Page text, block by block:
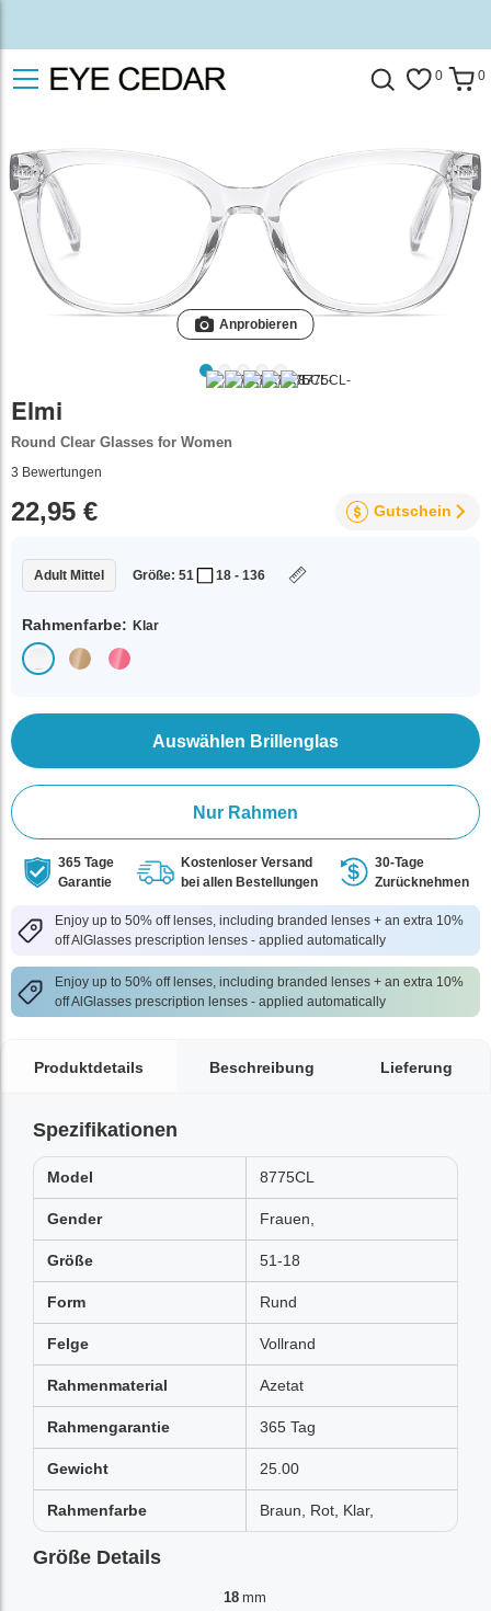
0 0
Anprobieren
Elmi
Round Clear Glasses for Women
3 Bewertungen
22,95 € Gutschein
Adult Mittel Größe: 51 18 - 136
Rahmenfarbe: Klar
Auswählen Brillenglas
Nur Rahmen
365 Tage
Garantie
Kostenloser Versand
bei allen Bestellungen
30-Tage
Zurücknehmen
Enjoy up to 50% off lenses, including branded lenses + an extra 10%
off AlGlasses prescription lenses - applied automatically
Enjoy up to 50% off lenses, including branded lenses + an extra 10%
off AlGlasses prescription lenses - applied automatically
Produktdetails Beschreibung Lieferung
Spezifikationen
Model 8775CL
Gender Frauen,
Größe 51-18
Form Rund
Felge Vollrand
Rahmenmaterial Azetat
Rahmengarantie 365 Tag
Gewicht 25.00
Rahmenfarbe Braun, Rot, Klar,
Größe Details
18 mm